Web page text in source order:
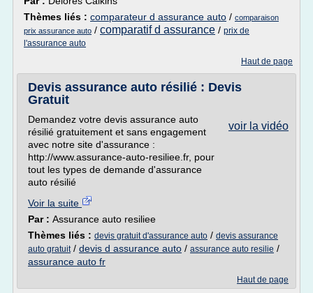
Thèmes liés : comparateur d assurance auto / comparaison
prix assurance auto / comparatif d assurance / prix de
l'assurance auto
Haut de page
Devis assurance auto résilié : Devis
Gratuit
voir la vidéo
Demandez votre devis assurance auto
résilié gratuitement et sans engagement
avec notre site d'assurance :
http://www.assurance-auto-resiliee.fr, pour
tout les types de demande d'assurance
auto résilié
Voir la suite
Par : Assurance auto resiliee
Thèmes liés : devis gratuit d'assurance auto / devis assurance
auto gratuit/ devis d assurance auto / assurance auto resilie /
assurance auto fr
Haut de page